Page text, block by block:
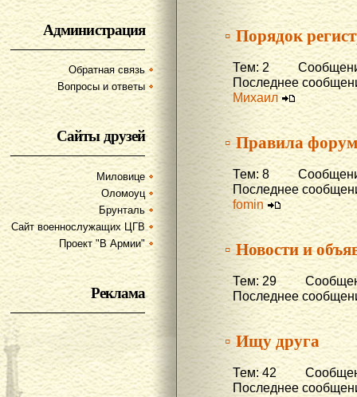
Администрация
Обратная связь
Вопросы и ответы
Сайты друзей
Миловице
Оломоуц
Брунталь
Сайт военнослужащих ЦГВ
Проект "В Армии"
Реклама
▫ Порядок
Тем: 2
Последнее
Михаил
▫ Правила
Тем: 8
Последнее
fomin
▫ Новости и
Тем: 29
Последнее
▫ Ищу друга
Тем: 42
Последнее